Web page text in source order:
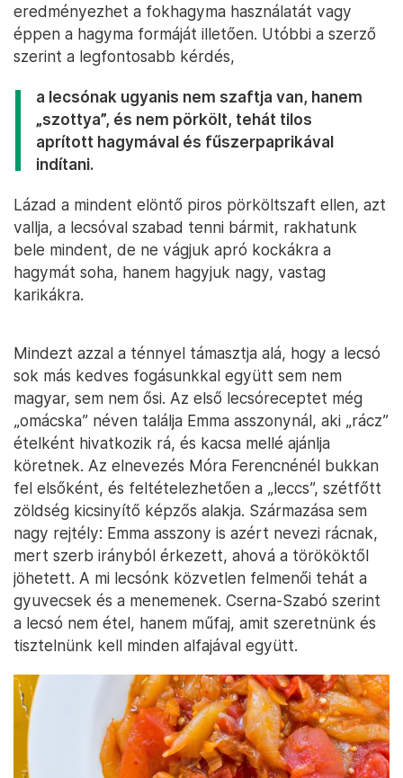
eredményezhet a fokhagyma használatát vagy
éppen a hagyma formáját illetően. Utóbbi a szerző
szerint a legfontosabb kérdés,
a lecsónak ugyanis nem szaftja van, hanem
„szottya”, és nem pörkölt, tehát tilos
aprított hagymával és fűszerpaprikával
indítani.
Lázad a mindent elöntő piros pörköltszaft ellen, azt
vallja, a lecsóval szabad tenni bármit, rakhatunk
bele mindent, de ne vágjuk apró kockákra a
hagymát soha, hanem hagyjuk nagy, vastag
karikákra.
Mindezt azzal a ténnyel támasztja alá, hogy a lecsó
sok más kedves fogásunkkal együtt sem nem
magyar, sem nem ősi. Az első lecsóreceptet még
„omácska” néven találja Emma asszonynál, aki „rácz”
ételként hivatkozik rá, és kacsa mellé ajánlja
köretnek. Az elnevezés Móra Ferencnénél bukkan
fel elsőként, és feltételezhetően a „leccs”, szétfőtt
zöldség kicsinyítő képzős alakja. Származása sem
nagy rejtély: Emma asszony is azért nevezi rácnak,
mert szerb irányból érkezett, ahová a törököktől
jöhetett. A mi lecsónk közvetlen felmenői tehát a
gyuvecsek és a menemenek. Cserna-Szabó szerint
a lecsó nem étel, hanem műfaj, amit szeretnünk és
tisztelnünk kell minden alfajával együtt.